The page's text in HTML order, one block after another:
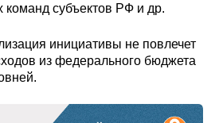
команд субъектов РФ и др.
инициативы не повлечет
из федерального бюджета